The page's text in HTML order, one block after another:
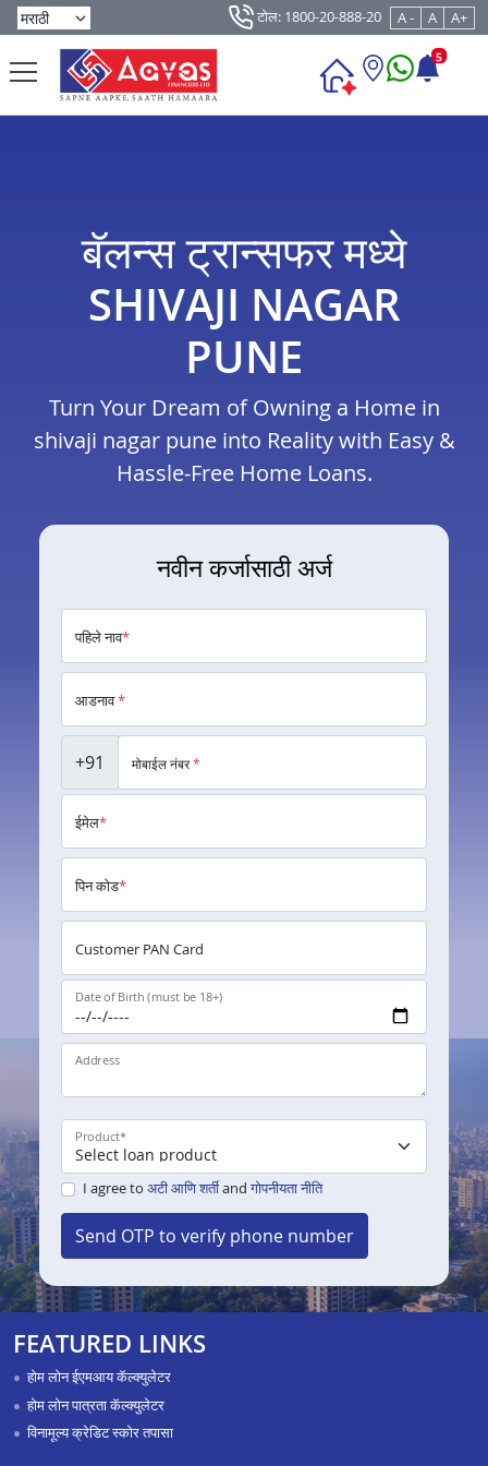
टोल: 1800-20-888-20 A - A A+
5
बॅलन्स ट्रान्सफर मध्ये
SHIVAJI NAGAR
PUNE
Turn Your Dream of Owning a Home in
shivaji nagar pune into Reality with Easy &
Hassle-Free Home Loans.
नवीन कर्जासाठी अर्ज
पहिले नाव*
आडनाव*
+91 मोबाईल नंबर*
ईमेल*
पिन कोड*
Customer PAN Card
Date of Birth (must be 18+)
Address
Product*
I agree to अटी आणि शर्तीand गोपनीयता नीति
Send OTP to verify phone number
FEATURED LINKS
होम लोन ईएमआय कॅल्क्युलेटर
होम लोन पात्रता कॅल्क्युलेटर
विनामूल्य क्रेडिट स्कोर तपासा